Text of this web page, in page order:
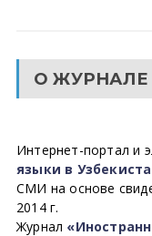
О ЖУРНАЛЕ
Интернет-портал и
языки в
СМИ на основе
2014 г.
Журнал